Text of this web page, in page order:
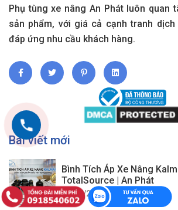
Phụ tùng xe nâng An Phát luôn quan
sản phẩm, với giá cả cạnh tranh
đáp ứng nhu cầu khách hàng.
Bài viết mới
Bình Tích Áp Xe Nâng
TotalSource | An Phát
03/07/2026